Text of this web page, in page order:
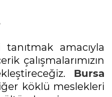
amacıyla
çalışmalarımızın
Bursa
köklü meslekleri